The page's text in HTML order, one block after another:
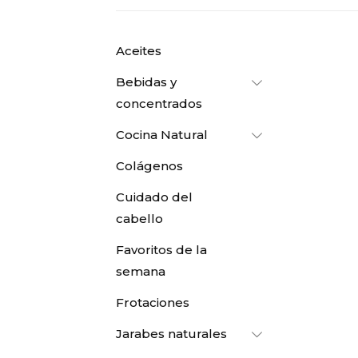
Aceites
Bebidas y
concentrados
Cocina Natural
Colágenos
Cuidado del
cabello
Favoritos de la
semana
Frotaciones
Jarabes naturales